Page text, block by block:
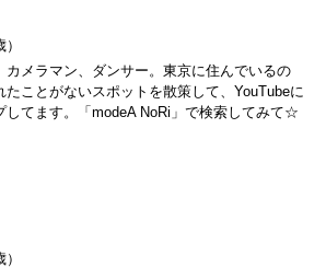
）
カメラマン、ダンサー。東京に住んでいるの
たことがないスポットを散策して、YouTubeに
してます。「modeA NoRi」で検索してみて☆
）